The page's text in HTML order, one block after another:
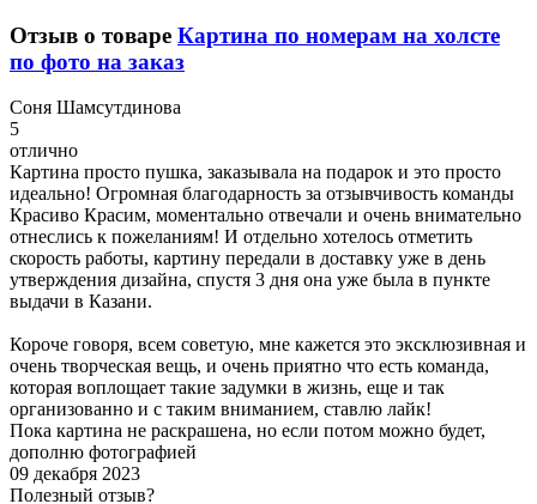
Отзыв о товаре Картина по номерам на холсте
по фото на заказ
Соня Шамсутдинова
5
отлично
Картина просто пушка, заказывала на подарок и это просто
идеально! Огромная благодарность за отзывчивость команды
Красиво Красим, моментально отвечали и очень внимательно
отнеслись к пожеланиям! И отдельно хотелось отметить
скорость работы, картину передали в доставку уже в день
утверждения дизайна, спустя 3 дня она уже была в пункте
выдачи в Казани.
Короче говоря, всем советую, мне кажется это эксклюзивная и
очень творческая вещь, и очень приятно что есть команда,
которая воплощает такие задумки в жизнь, еще и так
организованно и с таким вниманием, ставлю лайк!
Пока картина не раскрашена, но если потом можно будет,
дополню фотографией
09 декабря 2023
Полезный отзыв?